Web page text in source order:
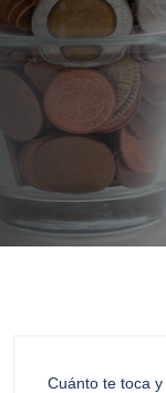
Cuánto te toca